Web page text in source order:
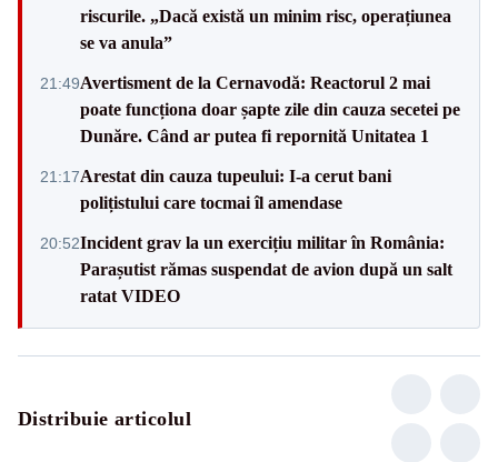
riscurile. „Dacă există un minim risc, operațiunea
se va anula”
21:49Avertisment de la Cernavodă: Reactorul 2 mai
poate funcționa doar șapte zile din cauza secetei pe
Dunăre. Când ar putea fi repornită Unitatea 1
21:17Arestat din cauza tupeului: I-a cerut bani
polițistului care tocmai îl amendase
20:52Incident grav la un exercițiu militar în România:
Parașutist rămas suspendat de avion după un salt
ratat VIDEO
Distribuie articolul